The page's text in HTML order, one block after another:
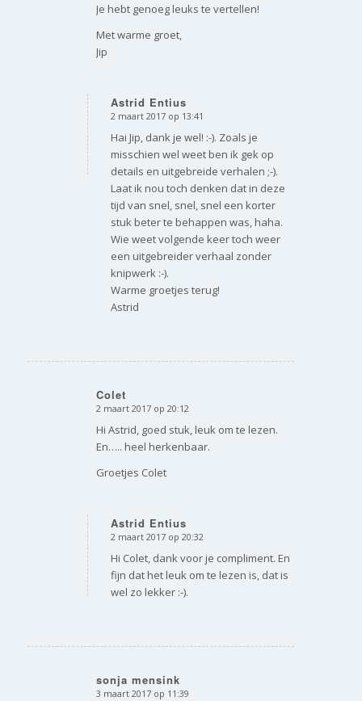
Je hebt genoeg leuks te vertellen!
Met warme groet,
Jip
Astrid Entius
zegt:
2 maart 2017 op 13:41
Hai Jip, dank je wel! :-). Zoals je
misschien wel weet ben ik gek op
details en uitgebreide verhalen ;-).
Laat ik nou toch denken dat in deze
tijd van snel, snel, snel een korter
stuk beter te behappen was, haha.
Wie weet volgende keer toch weer
een uitgebreider verhaal zonder
knipwerk :-).
Warme groetjes terug!
Astrid
Colet
zegt:
2 maart 2017 op 20:12
Hi Astrid, goed stuk, leuk om te lezen.
En….. heel herkenbaar.
Groetjes Colet
Astrid Entius
zegt:
2 maart 2017 op 20:32
Hi Colet, dank voor je compliment. En
fijn dat het leuk om te lezen is, dat is
wel zo lekker :-).
sonja mensink
zegt:
3 maart 2017 op 11:39